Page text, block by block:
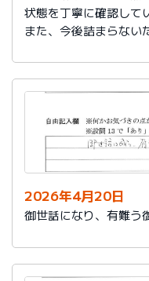
状態を丁寧に確認して
また、今後詰まらない
ありがとうございまし
2026年4月20日
御世話になり、有難う